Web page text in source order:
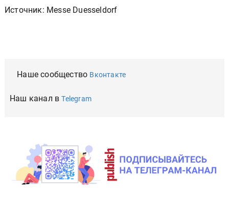
Источник: Messe Duesseldorf
Наше сообщество Вконтакте
Наш канал вTelegram